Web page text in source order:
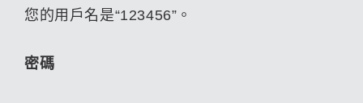
您的用戶名是“123456”。
密碼